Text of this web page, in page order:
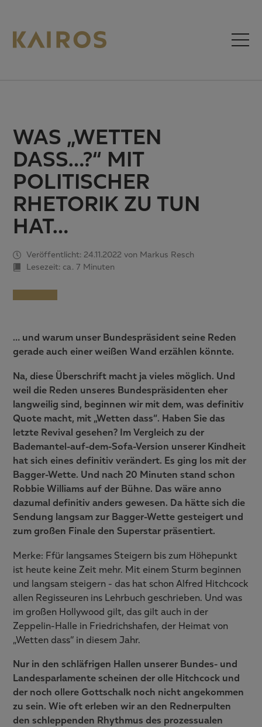
WAS „WETTEN
DASS…?“ MIT
POLITISCHER
RHETORIK ZU TUN
HAT…
Veröffentlicht: 24.11.2022 von Markus Resch
Lesezeit: ca. 7 Minuten
… und warum unser Bundespräsident seine Reden
gerade auch einer weißen Wand erzählen könnte.
Na, diese Überschrift macht ja vieles möglich. Und
weil die Reden unseres Bundespräsidenten eher
langweilig sind, beginnen wir mit dem, was definitiv
Quote macht, mit „Wetten dass“. Haben Sie das
letzte Revival gesehen? Im Vergleich zu der
Bademantel-auf-dem-Sofa-Version unserer Kindheit
hat sich eines definitiv verändert. Es ging los mit der
Bagger-Wette. Und nach 20 Minuten stand schon
Robbie Williams auf der Bühne. Das wäre anno
dazumal definitiv anders gewesen. Da hätte sich die
Sendung langsam zur Bagger-Wette gesteigert und
zum großen Finale den Superstar präsentiert.
Merke: Ffür langsames Steigern bis zum Höhepunkt
ist heute keine Zeit mehr. Mit einem Sturm beginnen
und langsam steigern - das hat schon Alfred Hitchcock
allen Regisseuren ins Lehrbuch geschrieben. Und was
im großen Hollywood gilt, das gilt auch in der
Zeppelin-Halle in Friedrichshafen, der Heimat von
„Wetten dass“ in diesem Jahr.
Nur in den schläfrigen Hallen unserer Bundes- und
Landesparlamente scheinen der olle Hitchcock und
der noch ollere Gottschalk noch nicht angekommen
zu sein. Wie oft erleben wir an den Rednerpulten
den schleppenden Rhythmus des prozessualen